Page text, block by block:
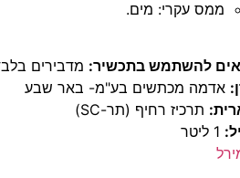
ממס עקרי: מים.
להשתמש בתכשיר: מדבירים
אדמה מכתשים בע"מ- באר שבע
תרכיז רחיף (תר-SC)